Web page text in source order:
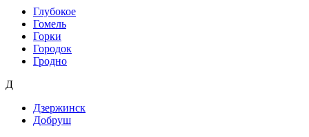
Глубокое
Гомель
Горки
Городок
Гродно
Д
Дзержинск
Добруш